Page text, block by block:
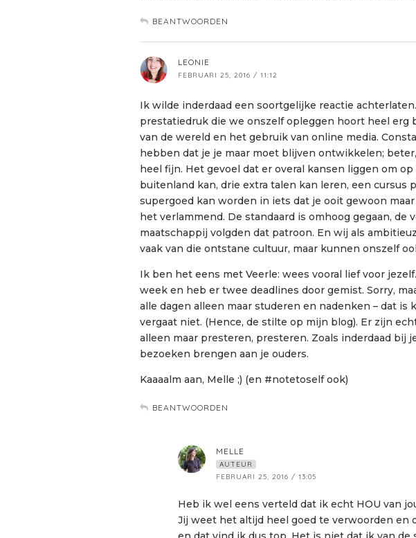
BEANTWOORDEN
LEONIE
FEBRUARI 25, 2016 / 11:12
Ik wilde inderdaad een soortgelijke reactie
prestatiedruk die we onszelf opleggen hoort heel erg
van de wereld en het gebruik van online media.
hebben dat je je maar moet blijven ontwikkelen;
heel fijn. Het gevoel dat er overal kansen liggen om
buitenland kan, drie extra talen kan leren, een cursus
supergoed kan worden in iets dat je ooit gewoon
het verlammend. De standaard is omhoog gegaan, de
maatschappij volgden dat patroon. En wij als
vaak van die ontstane cultuur, maar kunnen onszelf
Ik ben het eens met Veerle: wees vooral lief voor
week en heb er twee deadlines door gemist. Sorry,
alle dagen alleen maar studeren en nadenken – dat is
vergaat niet. (Hence, de stilte op mijn blog). Er zijn
alleen maar presteren, presteren. Zoals inderdaad bij
bezoeken brengen aan je ouders.
Kaaaalm aan, Melle ;) (en #notetoself ook)
BEANTWOORDEN
MELLE
AUTEUR
FEBRUARI 25, 2016 / 13:05
Heb ik wel eens verteld dat ik echt HOU van
Jij weet het altijd heel goed te verwoorden en